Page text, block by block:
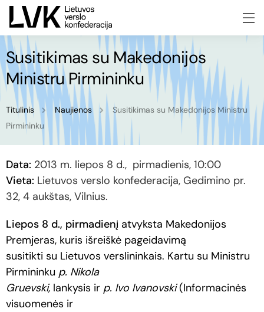
Susitikimas su Makedonijos
Ministru Pirmininku
Titulinis Naujienos
Susitikimas su Makedonijos Ministru
Pirmininku
Data: 2013 m. liepos 8 d., pirmadienis, 10:00
Vieta: Lietuvos verslo konfederacija, Gedimino pr.
32, 4 aukštas, Vilnius.
Liepos 8 d., pirmadienį atvyksta Makedonijos
Premjeras, kuris išreiškė pageidavimą
susitikti su Lietuvos verslininkais. Kartu su Ministru
Pirmininku p. Nikola
Gruevski, lankysis ir p. Ivo Ivanovski(Informacinės
visuomenės ir